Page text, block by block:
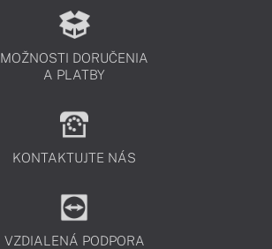
MOŽNOSTI DORUČENIA
A PLATBY
KONTAKTUJTE NÁS
VZDIALENÁ PODPORA